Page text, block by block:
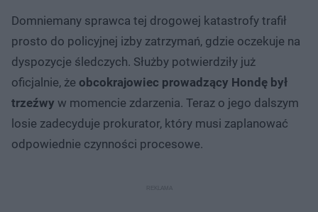
Domniemany sprawca tej drogowej katastrofy trafił
prosto do policyjnej izby zatrzymań, gdzie oczekuje na
dyspozycje śledczych. Służby potwierdziły już
oficjalnie, że obcokrajowiec prowadzący Hondę był
trzeźwy w momencie zdarzenia. Teraz o jego dalszym
losie zadecyduje prokurator, który musi zaplanować
odpowiednie czynności procesowe.